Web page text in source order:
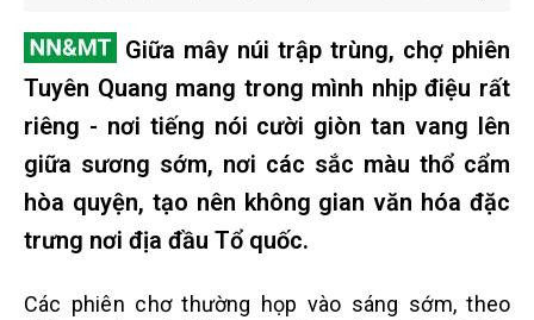
Giữa mây núi trập trùng, chợ phiên
Tuyên Quang mang trong mình nhịp điệu rất
riêng - nơi tiếng nói cười giòn tan vang lên
giữa sương sớm, nơi các sắc màu thổ cẩm
hòa quyện, tạo nên không gian văn hóa đặc
trưng nơi địa đầu Tổ quốc.
Các phiên chơ thường họp vào sáng sớm, theo